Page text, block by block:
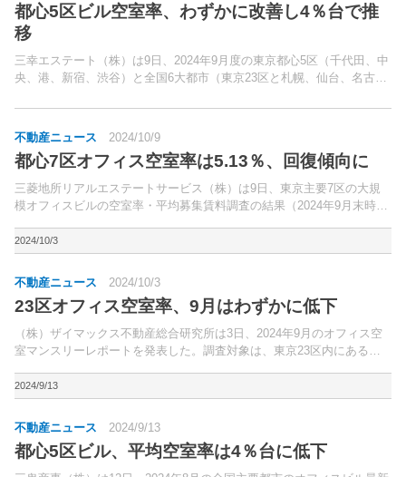
都心5区ビル空室率、わずかに改善し4％台で推
移
三幸エステート（株）は9日、2024年9月度の東京都心5区（千代田、中
央、港、新宿、渋谷）と全国6大都市（東京23区と札幌、仙台、名古
の賃貸オフィスビル）のマーケットデータを公...
不動産ニュース 2024/10/9
都心7区オフィス空室率は5.13％、回復傾向に
三菱地所リアルエステートサービス（株）は9日、東京主要7区の大規
模オフィスビルの空室率・平均募集賃料調査の結果（2024年9月末時
江東区に位置し、調査時点で竣工している延床面積3,...
2024/10/3
不動産ニュース 2024/10/3
23区オフィス空室率、9月はわずかに低下
（株）ザイマックス不動産総合研究所は3日、2024年9月のオフィス空
室マンスリーレポートを発表した。調査対象は、東京23区内にある延
2024/9/13
不動産ニュース 2024/9/13
都心5区ビル、平均空室率は4％台に低下